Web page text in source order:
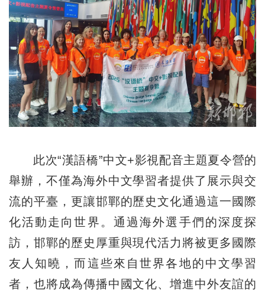
此次“漢語橋”中文+影視配音主題夏令營的
舉辦，不僅為海外中文學習者提供了展示與交
流的平臺，更讓邯鄲的歷史文化通過這一國際
化活動走向世界。通過海外選手們的深度探
訪，邯鄲的歷史厚重與現代活力將被更多國際
友人知曉，而這些來自世界各地的中文學習
者，也將成為傳播中國文化、增進中外友誼的